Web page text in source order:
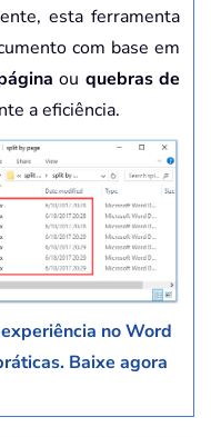
esta ferramenta
com base em
ou quebras de
a eficiência.
no Word
Baixe agora